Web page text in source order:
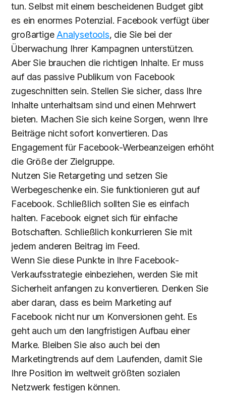
tun. Selbst mit einem bescheidenen Budget gibt
es ein enormes Potenzial. Facebook verfügt über
großartigeAnalysetools, die Sie bei der
Überwachung Ihrer Kampagnen unterstützen.
Aber Sie brauchen die richtigen Inhalte. Er muss
auf das passive Publikum von Facebook
zugeschnitten sein. Stellen Sie sicher, dass Ihre
Inhalte unterhaltsam sind und einen Mehrwert
bieten. Machen Sie sich keine Sorgen, wenn Ihre
Beiträge nicht sofort konvertieren. Das
Engagement für Facebook-Werbeanzeigen erhöht
die Größe der Zielgruppe.
Nutzen Sie Retargeting und setzen Sie
Werbegeschenke ein. Sie funktionieren gut auf
Facebook. Schließlich sollten Sie es einfach
halten. Facebook eignet sich für einfache
Botschaften. Schließlich konkurrieren Sie mit
jedem anderen Beitrag im Feed.
Wenn Sie diese Punkte in Ihre Facebook-
Verkaufsstrategie einbeziehen, werden Sie mit
Sicherheit anfangen zu konvertieren. Denken Sie
aber daran, dass es beim Marketing auf
Facebook nicht nur um Konversionen geht. Es
geht auch um den langfristigen Aufbau einer
Marke. Bleiben Sie also auch bei den
Marketingtrends auf dem Laufenden, damit Sie
Ihre Position im weltweit größten sozialen
Netzwerk festigen können.